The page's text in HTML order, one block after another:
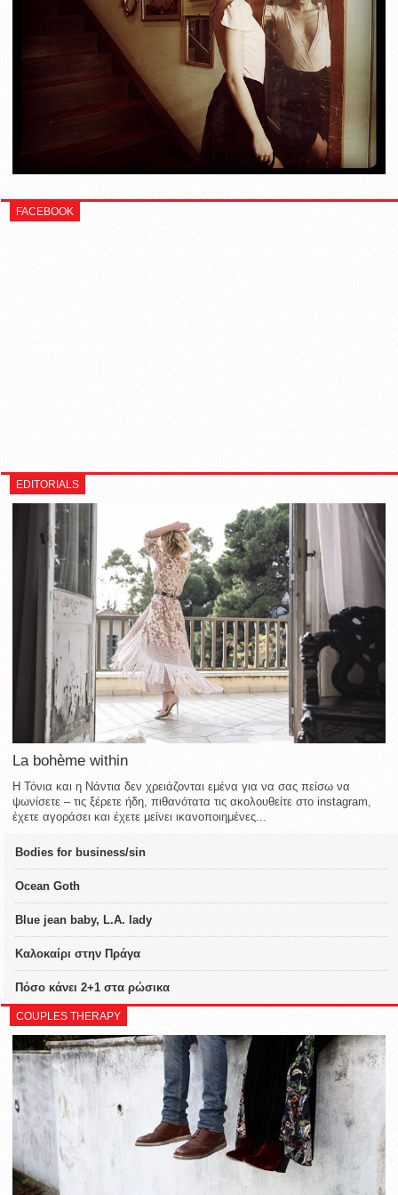
FACEBOOK
EDITORIALS
La bohème within
Η Τόνια και η Νάντια δεν χρειάζονται εμένα για να σας πείσω να
ψωνίσετε – τις ξέρετε ήδη, πιθανότατα τις ακολουθείτε στο instagram,
έχετε αγοράσει και έχετε μείνει ικανοποιημένες...
Bodies for business/sin
Ocean Goth
Blue jean baby, L.A. lady
Καλοκαίρι στην Πράγα
Πόσο κάνει 2+1 στα ρώσικα
COUPLES THERAPY